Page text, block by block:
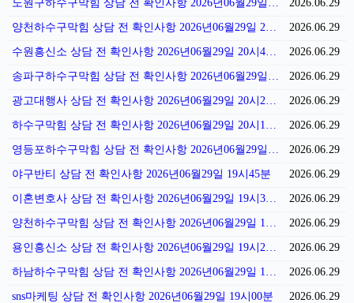
노원구하수구막힘 상담 전 확인사항 2026년06월29일 21시01분 2026.06.29
양천하수구막힘 상담 전 확인사항 2026년06월29일 20시56분 2026.06.29
수원흥신소 상담 전 확인사항 2026년06월29일 20시48분 2026.06.29
송파구하수구막힘 상담 전 확인사항 2026년06월29일 20시33분 2026.06.29
광고대행사 상담 전 확인사항 2026년06월29일 20시26분 2026.06.29
하수구막힘 상담 전 확인사항 2026년06월29일 20시16분 2026.06.29
영등포하수구막힘 상담 전 확인사항 2026년06월29일 19시51분 2026.06.29
야구반티 상담 전 확인사항 2026년06월29일 19시45분 2026.06.29
이혼변호사 상담 전 확인사항 2026년06월29일 19시36분 2026.06.29
양천하수구막힘 상담 전 확인사항 2026년06월29일 19시29분 2026.06.29
용인흥신소 상담 전 확인사항 2026년06월29일 19시25분 2026.06.29
하남하수구막힘 상담 전 확인사항 2026년06월29일 19시15분 2026.06.29
sns마케팅 상담 전 확인사항 2026년06월29일 19시00분 2026.06.29